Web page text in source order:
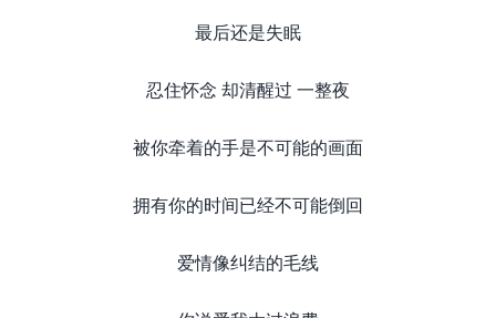
最后还是失眠
忍住怀念 却清醒过 一整夜
被你牵着的手是不可能的画面
拥有你的时间已经不可能倒回
爱情像纠结的毛线